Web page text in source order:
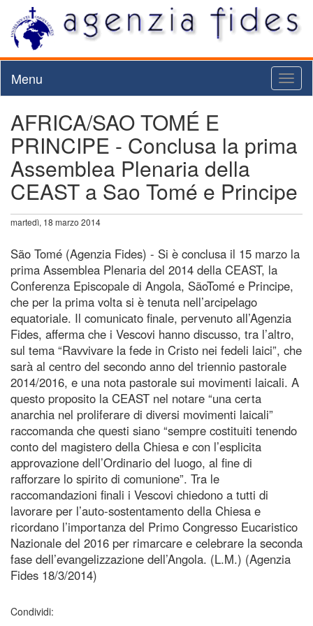
Menu
AFRICA/SAO TOMÉ E
PRINCIPE - Conclusa la prima
Assemblea Plenaria della
CEAST a Sao Tomé e Principe
martedì, 18 marzo 2014
São Tomé (Agenzia Fides) - Si è conclusa il 15 marzo la
prima Assemblea Plenaria del 2014 della CEAST, la
Conferenza Episcopale di Angola, SãoTomé e Principe,
che per la prima volta si è tenuta nell’arcipelago
equatoriale. Il comunicato finale, pervenuto all’Agenzia
Fides, afferma che i Vescovi hanno discusso, tra l’altro,
sul tema “Ravvivare la fede in Cristo nei fedeli laici”, che
sarà al centro del secondo anno del triennio pastorale
2014/2016, e una nota pastorale sui movimenti laicali. A
questo proposito la CEAST nel notare “una certa
anarchia nel proliferare di diversi movimenti laicali”
raccomanda che questi siano “sempre costituiti tenendo
conto del magistero della Chiesa e con l’esplicita
approvazione dell’Ordinario del luogo, al fine di
rafforzare lo spirito di comunione”. Tra le
raccomandazioni finali i Vescovi chiedono a tutti di
lavorare per l’auto-sostentamento della Chiesa e
ricordano l’importanza del Primo Congresso Eucaristico
Nazionale del 2016 per rimarcare e celebrare la seconda
fase dell’evangelizzazione dell’Angola. (L.M.) (Agenzia
Fides 18/3/2014)
Condividi: